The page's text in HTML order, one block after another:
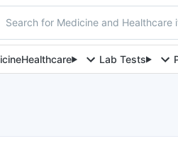
Search for Medicine and Healthcare
Healthcare Lab Tests